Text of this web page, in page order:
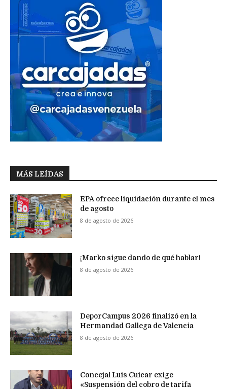
MÁS LEÍDAS
EPA ofrece liquidación durante el mes
de agosto
8 de agosto de 2026
¡Marko sigue dando de qué hablar!
8 de agosto de 2026
DeporCampus 2026 finalizó en la
Hermandad Gallega de Valencia
8 de agosto de 2026
Concejal Luis Cuicar exige
«Suspensión del cobro de tarifa